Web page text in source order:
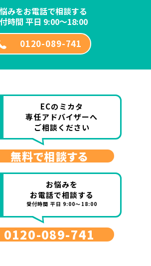
みをお電話で相談する
時間 平日 9:00～18:00
0120-089-741
ECのミカタ
専任アドバイザーへ
ご相談ください
無料で相談する
お悩みを
お電話で相談する
受付時間 平日 9:00～18:00
0120-089-741